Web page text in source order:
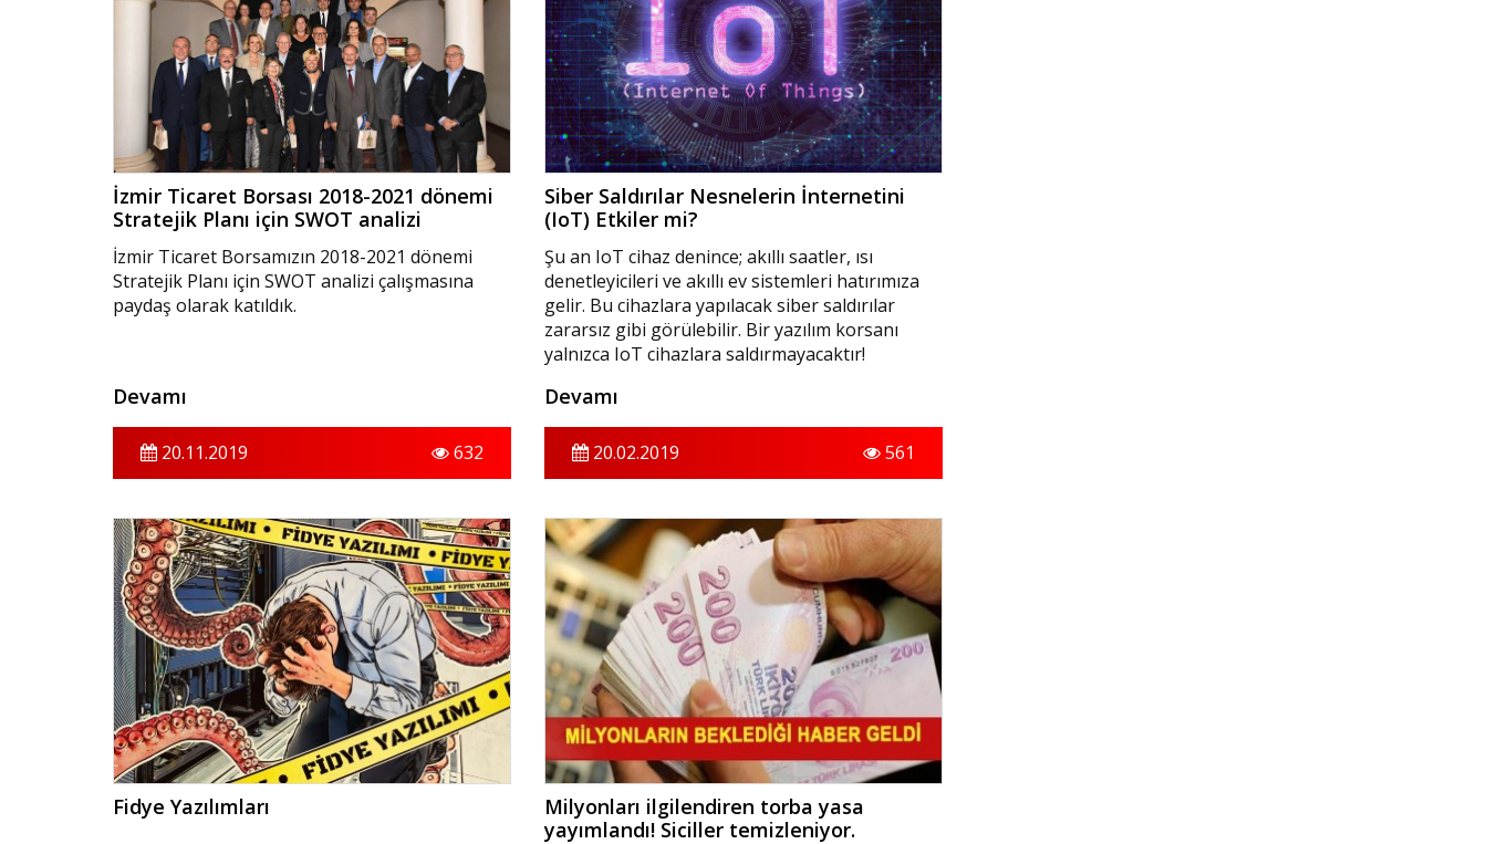
İzmir Ticaret Borsası 2018-2021 dönemi
Stratejik Planı için SWOT analizi
İzmir Ticaret Borsamızın 2018-2021 dönemi
Stratejik Planı için SWOT analizi çalışmasına
paydaş olarak katıldık.‬
Devamı
20.11.2019 632
Siber Saldırılar Nesnelerin İnternetini
(IoT) Etkiler mi?
Şu an IoT cihaz denince; akıllı saatler, ısı
denetleyicileri ve akıllı ev sistemleri hatırımıza
gelir. Bu cihazlara yapılacak siber saldırılar
zararsız gibi görülebilir. Bir yazılım korsanı
yalnızca IoT cihazlara saldırmayacaktır!
ekipmanları hatta arabamıza kadar internete
bağlı her cihaz olabilir.
Devamı
20.02.2019 561
Fidye Yazılımları
Milyonları ilgilendiren torba yasa
yayımlandı! Siciller temizleniyor.